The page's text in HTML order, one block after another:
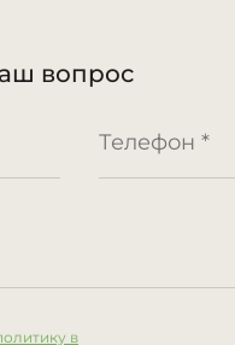
вопрос
в